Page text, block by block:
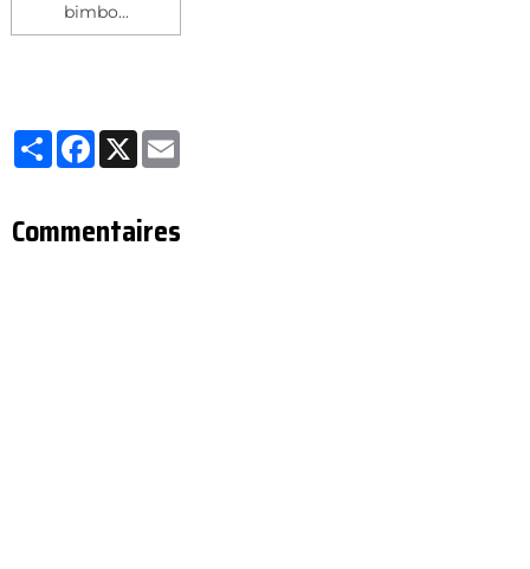
bimbo...
Partager
Facebook
X
Commentaires